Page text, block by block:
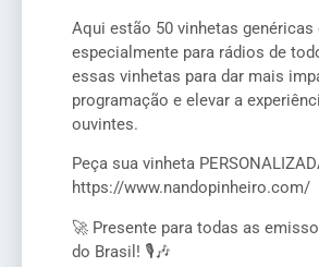
Aqui estão 50 vinhetas genéricas
especialmente para rádios de
essas vinhetas para dar mais
programação e elevar a
ouvintes.
Peça sua vinheta
https://www.nandopinheiro.com/
🚀 Presente para todas as
do Brasil! 🎙️🎶